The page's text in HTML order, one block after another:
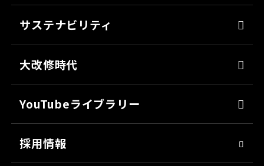
ミッチャクロン
パテ
上塗り
サフェーサー
シーリング・接着剤
クリーナー・脱脂剤
各種書類のご依頼
会社見学
サステナビリティ
技術革新
社会貢献
人材育成
大改修時代
YouTubeライブラリー
採用情報